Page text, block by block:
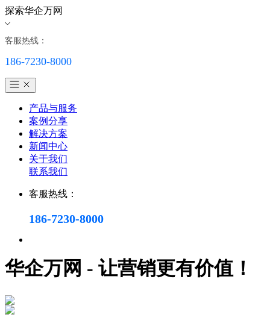
探索华企万网
客服热线：
186-7230-8000
产品与服务
案例分享
解决方案
新闻中心
关于我们
联系我们
客服热线：
186-7230-8000
华企万网 - 让营销更有价值！